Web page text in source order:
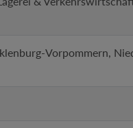
Vorpommern,